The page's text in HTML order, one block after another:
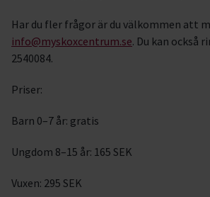
Har du fler frågor är du välkommen att
info@myskoxcentrum.se. Du kan också
2540084.
Priser:
Barn 0–7 år: gratis
Ungdom 8–15 år: 165 SEK
Vuxen: 295 SEK